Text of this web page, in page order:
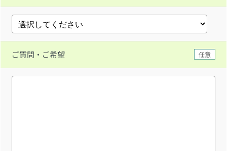
ご質問・ご希望 任意